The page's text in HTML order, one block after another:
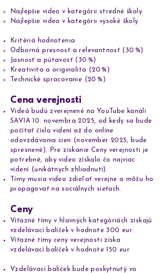
Najlepšie video v kategórii stredné školy
Najlepšie video v kategórii vysoké školy
Kritériá hodnotenia:
Odborná presnosť a relevantnosť (30 %)
Jasnosť a pútavosť (30 %)
Kreativita a originalita (20 %)
Technické spracovanie (20 %)
Cena verejnosti
Videá budú zverejnené na YouTube kanáli
SAVIA 10. novembra 2025, od kedy sa bude
počítať číslo videní až do online
odovzdávania cien (november 2025, bude
spresnené). Pre získanie Ceny verejnosti je
potrebné, aby video získalo čo najviac
videní (unikátnych zhliadnutí).
Tímy musia video zdieľať verejne a môžu ho
propagovať na sociálnych sieťach.
Ceny
Víťazné tímy v hlavných kategóriách získajú
vzdelávací balíček v hodnote 300 eur.
Víťazné tímy ceny verejnosti získa
vzdelávací balíček v hodnote 150 eur.
Vzdelávací balíček bude poskytnutý vo